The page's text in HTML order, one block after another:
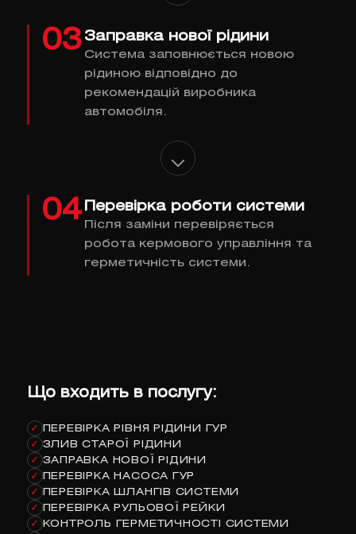
03 Заправка нової рідини
Система заповнюється новою
рідиною відповідно до
рекомендацій виробника
автомобіля.
04 Перевірка роботи системи
Після заміни перевіряється
робота кермового управління та
герметичність системи.
Що входить в послугу:
✓ ПЕРЕВІРКА РІВНЯ РІДИНИ ГУР
✓ ЗЛИВ СТАРОЇ РІДИНИ
✓ ЗАПРАВКА НОВОЇ РІДИНИ
✓ ПЕРЕВІРКА НАСОСА ГУР
✓ ПЕРЕВІРКА ШЛАНГІВ СИСТЕМИ
✓ ПЕРЕВІРКА РУЛЬОВОЇ РЕЙКИ
✓ КОНТРОЛЬ ГЕРМЕТИЧНОСТІ СИСТЕМИ